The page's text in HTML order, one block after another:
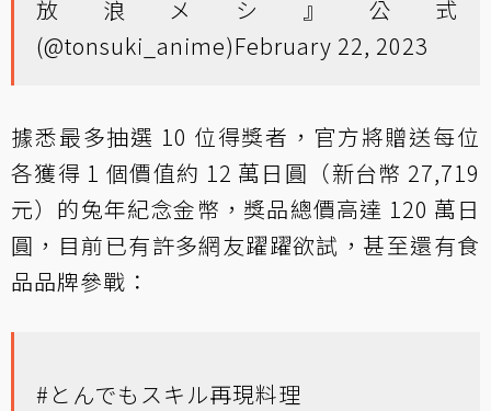
放浪メシ』公式
(@tonsuki_anime)February 22, 2023
據悉最多抽選 10 位得獎者，官方將贈送每位
各獲得 1 個價值約 12 萬日圓（新台幣 27,719
元）的兔年紀念金幣，獎品總價高達 120 萬日
圓，目前已有許多網友躍躍欲試，甚至還有食
品品牌參戰：
#とんでもスキル再現料理